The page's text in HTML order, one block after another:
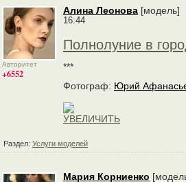
Авторитет
+6552
Алина Леонова [модель]
16:44
Полнолуние в
***
Фотограф: Юрий
Раздел: Услуги моделей
Мария Корниенко